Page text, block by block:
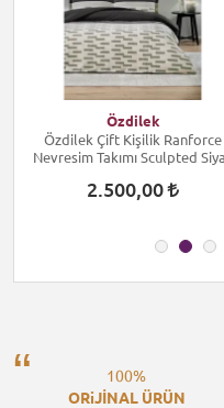
Özdilek
Özdilek Çift Kişilik Ranforce
Nevresim Takımı Sculpted
2.500,00
100%
ORiJİNAL ÜRÜN